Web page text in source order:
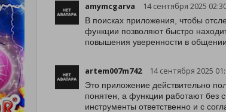
amymcgarva 14 сентября 2025
В поисках приложения, чтобы
функции позволяют быстро
повышения уверенности в
artem007m742 14 сентября 2025
Это приложение действительно
понятен, а функции работают без
инструменты ответственно и с